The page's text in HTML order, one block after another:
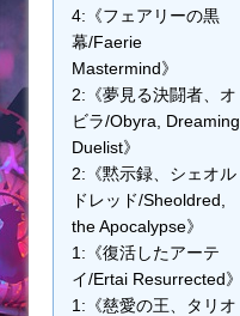
4:《フェアリーの黒
幕/Faerie
Mastermind》
2:《夢見る決闘者、オ
ビラ/Obyra, Dreaming
Duelist》
2:《黙示録、シェオル
ドレッド/Sheoldred,
the Apocalypse》
1:《復活したアーテ
イ/Ertai Resurrected》
1:《慈愛の王、タリオ